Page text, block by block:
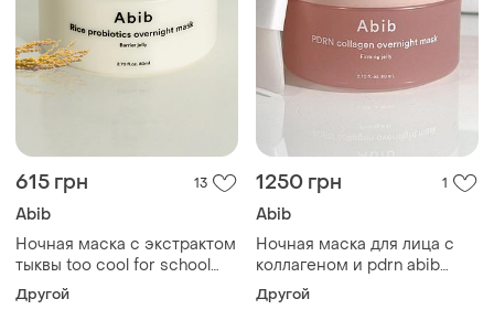
615 грн 13
Abib
Ночная маска с экстрактом
тыквы too cool for school
pumpkin sleeping pack
Другой
1250 грн 1
Abib
Ночная маска для лица с
коллагеном и pdrn abib
pdrn collagen overnight
mask firming jelly 80 ml
Другой